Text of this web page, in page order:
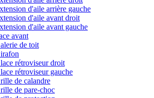
d'aile arrière gauche
d'aile avant droit
d'aile avant gauche
avant
de toit
rétroviseur droit
rétroviseur gauche
de calandre
de pare-choc